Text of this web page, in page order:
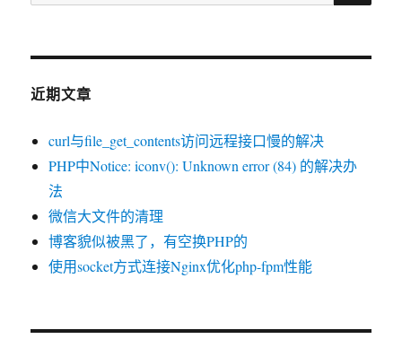
索：
近期文章
curl与file_get_contents访问远程接口慢的解决
PHP中Notice: iconv(): Unknown error (84) 的解决办
法
微信大文件的清理
博客貌似被黑了，有空换PHP的
使用socket方式连接Nginx优化php-fpm性能